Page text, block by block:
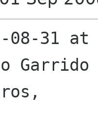
08-31
Garrido